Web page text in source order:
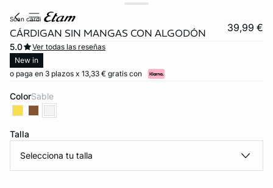
INVISIBLE
soan cardi
CÁRDIGAN SIN MANGAS CON ALGODÓN 39,99 €
5.0
Ver todas las reseñas
New in
o paga en 3 plazos x 13,33 € gratis con
Color sable
Talla
Selecciona tu talla